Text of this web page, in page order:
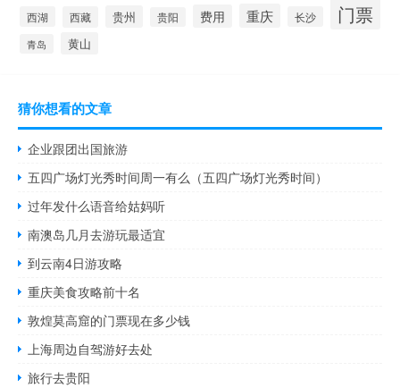
西湖 西藏 贵州 贵阳 费用 重庆 长沙 门票
青岛 黄山
猜你想看的文章
企业跟团出国旅游
五四广场灯光秀时间周一有么（五四广场灯光秀时间）
过年发什么语音给姑妈听
南澳岛几月去游玩最适宜
到云南4日游攻略
重庆美食攻略前十名
敦煌莫高窟的门票现在多少钱
上海周边自驾游好去处
旅行去贵阳